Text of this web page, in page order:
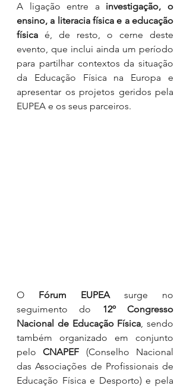
A ligação entre a investigação, o
ensino, a literacia física e a educação
física é, de resto, o cerne deste
evento, que inclui ainda um período
para partilhar contextos da situação
da Educação Física na Europa e
apresentar os projetos geridos pela
EUPEA e os seus parceiros.
O Fórum EUPEA surge no
seguimento do 12º Congresso
Nacional de Educação Física, sendo
também organizado em conjunto
pelo CNAPEF (Conselho Nacional
das Associações de Profissionais de